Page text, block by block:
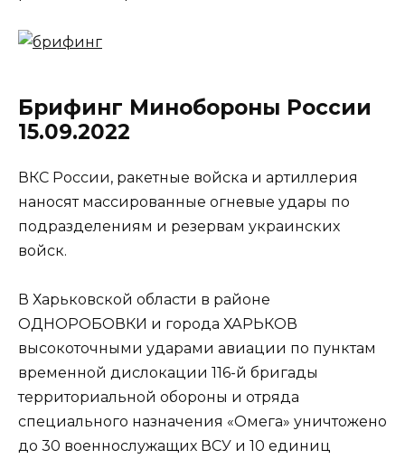
Брифинг Минобороны России
15.09.2022
ВКС России, ракетные войска и артиллерия
наносят массированные огневые удары по
подразделениям и резервам украинских
войск.
В Харьковской области в районе
ОДНОРОБОВКИ и города ХАРЬКОВ
высокоточными ударами авиации по пунктам
временной дислокации 116-й бригады
территориальной обороны и отряда
специального назначения «Омега» уничтожено
до 30 военнослужащих ВСУ и 10 единиц